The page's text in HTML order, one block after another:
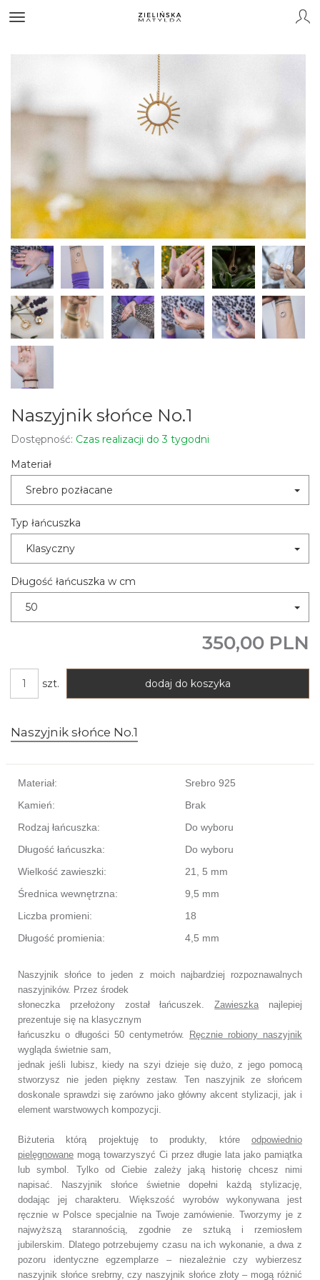
Naszyjnik słońce No.1
Dostępność: Czas realizacji do 3 tygodni
Materiał
Srebro pozłacane
Typ łańcuszka
Klasyczny
Długość łańcuszka w cm
50
350,00 PLN
szt. dodaj do koszyka
Naszyjnik słońce No.1
Materiał:
Srebro 925
Kamień:
Brak
Rodzaj łańcuszka:
Do wyboru
Długość łańcuszka:
Do wyboru
Wielkość zawieszki:
21, 5 mm
Średnica wewnętrzna:
9,5 mm
Liczba promieni:
18
Długość promienia:
4,5 mm
Naszyjnik słońce to jeden z moich najbardziej rozpoznawalnych
naszyjników. Przez środek
słoneczka przełożony został łańcuszek.Zawieszkanajlepiej
prezentuje się na klasycznym
łańcuszku o długości 50 centymetrów.
Ręcznie robiony naszyjnik
wygląda świetnie sam,
jednak jeśli lubisz, kiedy na szyi dzieje się dużo, z jego pomocą
stworzysz nie jeden piękny zestaw. Ten naszyjnik ze słońcem
doskonale sprawdzi się zarówno jako główny akcent stylizacji, jak i
element warstwowych kompozycji.
Biżuteria którą projektuję to produkty, które odpowiednio
pielęgnowane mogą towarzyszyć Ci przez długie lata jako pamiątka
lub symbol. Tylko od Ciebie zależy jaką historię chcesz nimi
napisać. Naszyjnik słońce świetnie dopełni każdą stylizację,
dodając jej charakteru. Większość wyrobów wykonywana jest
ręcznie w Polsce specjalnie na Twoje zamówienie. Tworzymy je z
najwyższą starannością, zgodnie ze sztuką i rzemiosłem
jubilerskim. Dlatego potrzebujemy czasu na ich wykonanie, a dwa z
pozoru identyczne egzemplarze – niezależnie czy wybierzesz
naszyjnik słońce srebrny, czy naszyjnik słońce złoty – mogą różnić